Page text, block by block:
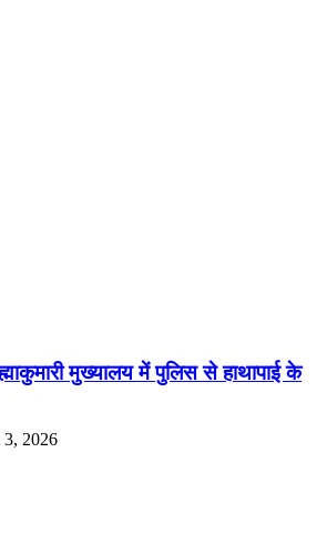
मुख्यालय में पुलिस से हाथापाई के
2026